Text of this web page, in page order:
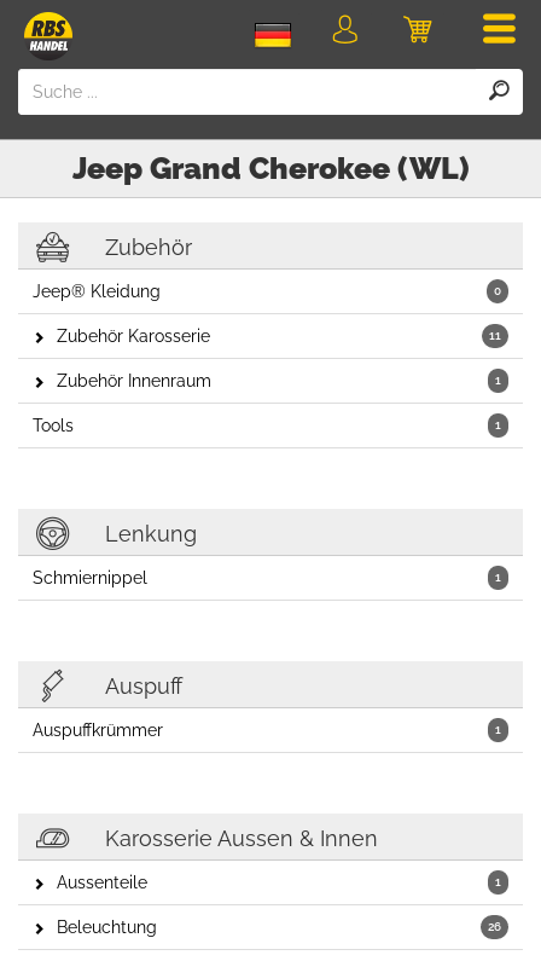
Login
Jeep Grand Cherokee (WL)
Zubehör
0
Jeep® Kleidung
11
Zubehör Karosserie
1
Zubehör Innenraum
1
Tools
Lenkung
1
Schmiernippel
Auspuff
1
Auspuffkrümmer
Karosserie Aussen & Innen
1
Aussenteile
26
Beleuchtung